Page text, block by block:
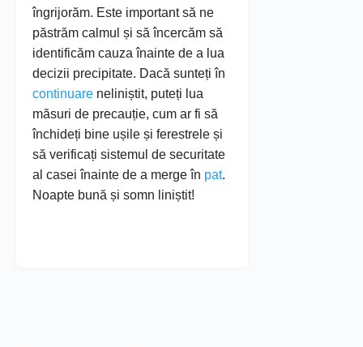
îngrijorăm. Este important să ne
păstrăm calmul și să încercăm să
identificăm cauza înainte de a lua
decizii precipitate. Dacă sunteți în
continuare neliniștit, puteți lua
măsuri de precauție, cum ar fi să
închideți bine ușile și ferestrele și
să verificați sistemul de securitate
al casei înainte de a merge în pat.
Noapte bună și somn liniștit!